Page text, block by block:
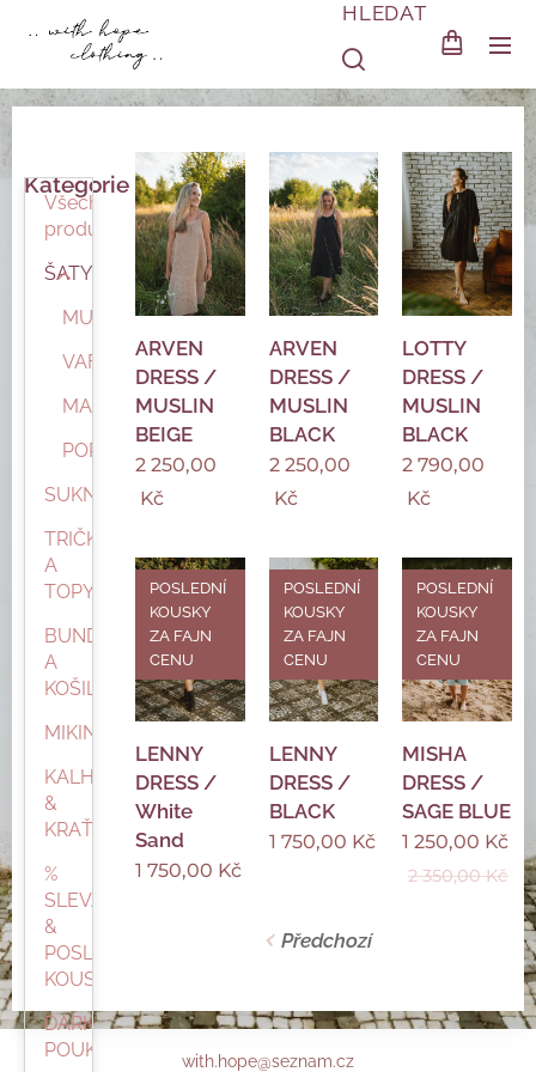
HLEDAT
Kategorie
Všechny
produkty
ŠATY
MUŠELÍN
VAFLOVINA
MANŠESTR
POPELÍN
SUKNĚ
TRIČKA
A
TOPY
BUNDY
A
KOŠILE
MIKINY
KALHOTY
&
KRAŤASY
%
SLEVA
&
POSLEDNÍ
KOUSKY
DÁRKOVÝ
POUKAZ
ARVEN
DRESS /
MUSLIN
BEIGE
2 250,00
Kč
ARVEN
DRESS /
MUSLIN
BLACK
2 250,00
Kč
LOTTY
DRESS /
MUSLIN
BLACK
2 790,00
Kč
LENNY
DRESS /
White
Sand
POSLEDNÍ
KOUSKY
ZA FAJN
CENU
1 750,00 Kč
LENNY
DRESS /
BLACK
POSLEDNÍ
KOUSKY
ZA FAJN
CENU
1 750,00 Kč
MISHA
DRESS /
SAGE BLUE
POSLEDNÍ
KOUSKY
ZA FAJN
CENU
1 250,00 Kč
2 350,00Kč
Předchozí
with.hope@seznam.cz